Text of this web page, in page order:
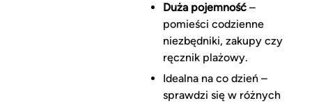
Duża pojemność–
pomieści codzienne
niezbędniki, zakupy czy
ręcznik plażowy.
Idealna na co dzień –
sprawdzi się w różnych